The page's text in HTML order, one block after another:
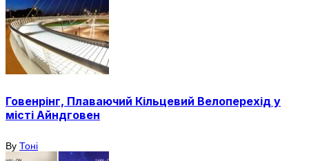
Говенрінг, Плаваючий Кільцевий Велоперехід у
місті Айндговен
By Тоні